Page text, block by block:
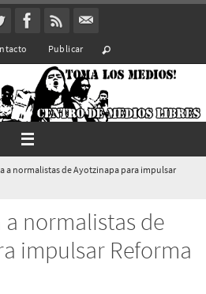
Publicar
a normalistas de Ayotzinapa para impulsar
normalistas de
impulsar Reforma